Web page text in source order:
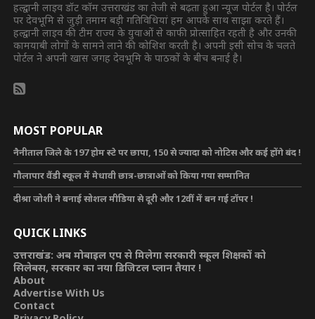
हल्द्वानी लाइव डॉट कॉम उत्तराखंड का तेजी से बढ़ता हुआ न्यूज पोर्टल है। पोर्टल
पर देवभूमि से जुड़ी तमाम बड़ी गतिविधियां हम आपके साथ साझा करते हैं।
हल्द्वानी लाइव की टीम राज्य के युवाओं से काफी प्रोत्साहित रहती है और उनकी
कामयाबी लोगों के सामने लाने की कोशिश करती है। अपनी इसी सोच के चलते
पोर्टल ने अपनी खास जगह देवभूमि के पाठकों के बीच बनाई है।
MOST POPULAR
नैनीताल जिले के 197 होम स्टे पर छापा, 150 से ज्यादा को नोटिस और कई होंगे बंद !
गौलापार वैंडी स्कूल में मेधावी छात्र-छात्राओं को किया गया सम्मानित
दीश्रा जोशी ने बनाई सोशल मीडिया से दूरी और 12वीं में बन गई टॉपर !
QUICK LINKS
उत्तराखंड: अब मोबाइल एप से मिलेगा सरकारी स्कूल शिक्षकों को
सिलेबस, सरकार का नया डिजिटल प्लान तैयार !
About
Advertise With Us
Contact